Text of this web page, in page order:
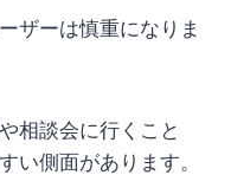
ザーは慎重になりま
相談会に行くこと
い側面があります。